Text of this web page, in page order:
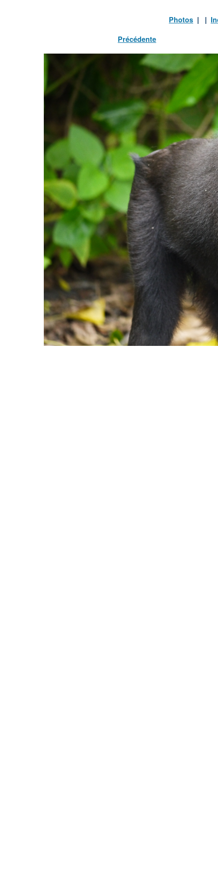
Photos | |
Précédente